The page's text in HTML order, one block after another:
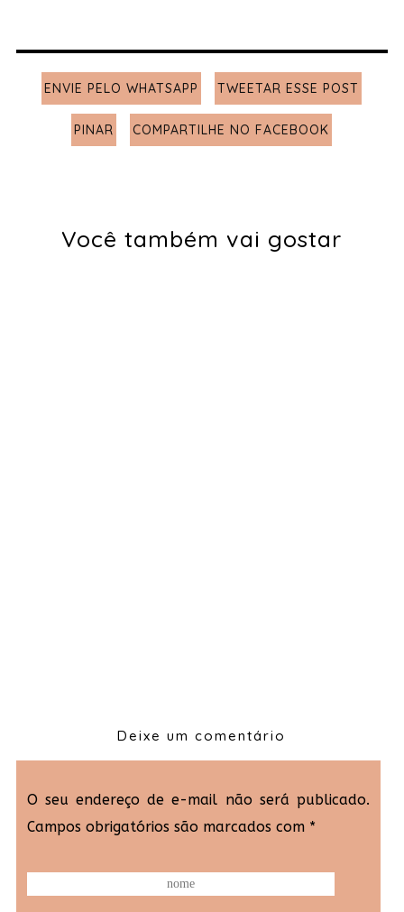
ENVIE PELO WHATSAPP TWEETAR ESSE POST
PINAR COMPARTILHE NO FACEBOOK
Você também vai gostar
Deixe um comentário
O seu endereço de e-mail não será publicado.
Campos obrigatórios são marcados com *